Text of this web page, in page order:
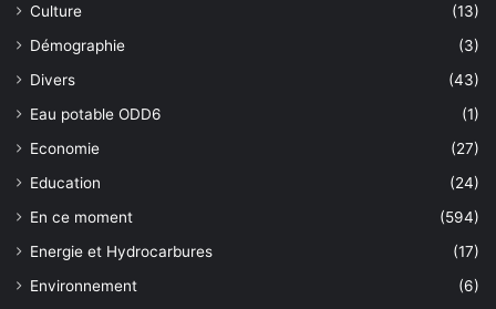
Culture
(13)
Démographie
(3)
Divers
(43)
Eau potable ODD6
(1)
Economie
(27)
Education
(24)
En ce moment
(594)
Energie et Hydrocarbures
(17)
Environnement
(6)